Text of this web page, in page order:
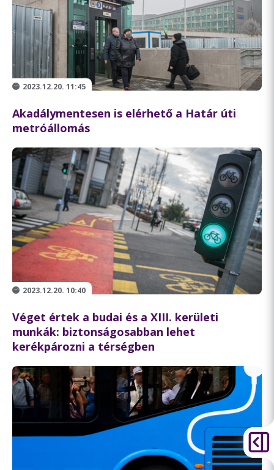
2023.12.20. 11:45
Akadálymentesen is elérhető a Határ úti
metróállomás
2023.12.20. 10:40
Véget értek a budai és a XIII. kerületi
munkák: biztonságosabban lehet
kerékpározni a térségben